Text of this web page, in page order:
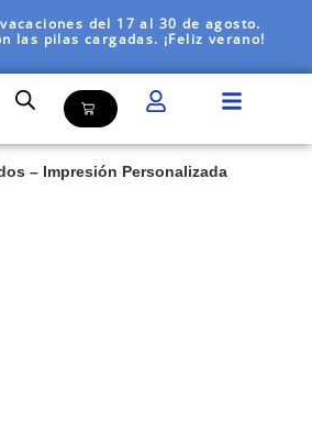
del 17 al 30 de agosto.
las pilas cargadas. ¡Feliz verano!
– Impresión Personalizada